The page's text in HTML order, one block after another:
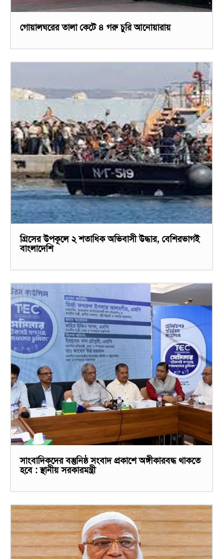
গোয়ালঘরের তালা কেটে ৪ গরু চুরি আনোয়ারায়
গ্রিসের উপকূলে ২ শতাধিক অভিবাসী উদ্ধার, বেশিরভাগই
বাংলাদেশি
সাংবাদিকদের বস্তুনিষ্ঠ সংবাদ প্রকাশে অঙ্গীকারবদ্ধ থাকতে
হবে : স্থানীয় সরকারমন্ত্রী